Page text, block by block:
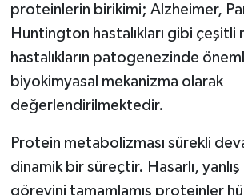
proteinlerin birikimi; Alzheimer,
Huntington hastalıkları gibi
hastalıkların patogenezinde
biyokimyasal mekanizma olarak
değerlendirilmektedir.
Protein metabolizması sürekli
dinamik bir süreçtir. Hasarlı, yanlış
görevini tamamlamış proteinler